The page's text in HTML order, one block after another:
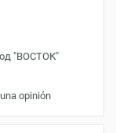
"ВОСТОК"
opinión